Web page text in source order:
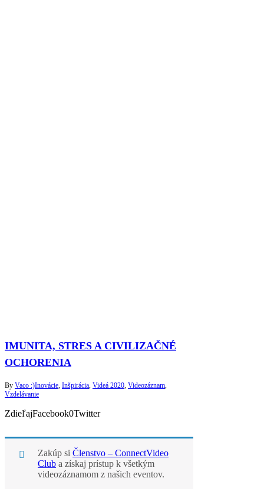
IMUNITA, STRES A CIVILIZAČNÉ
OCHORENIA
By Vaco :)Inovácie, Inšpirácia, Videá 2020, Videozáznam,
Vzdelávanie
ZdieľajFacebook0Twitter
Zakúp si Členstvo – ConnectVideo
Club a získaj prístup k všetkým
videozáznamom z našich eventov.